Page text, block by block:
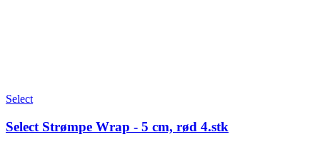
Select
Select Strømpe Wrap - 5 cm, rød 4.stk